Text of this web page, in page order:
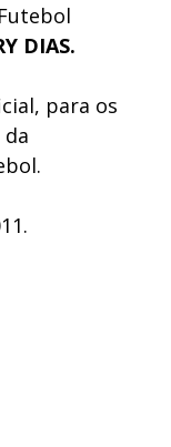
DIAS.
para os